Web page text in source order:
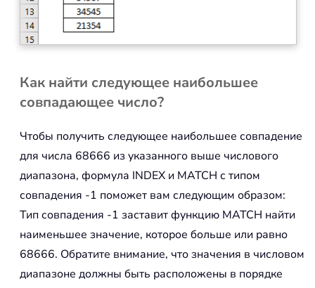
Как найти следующее наибольшее
совпадающее число?
Чтобы получить следующее наибольшее совпадение
для числа 68666 из указанного выше числового
диапазона, формула INDEX и MATCH с типом
совпадения -1 поможет вам следующим образом:
Тип совпадения -1 заставит функцию MATCH найти
наименьшее значение, которое больше или равно
68666. Обратите внимание, что значения в числовом
диапазоне должны быть расположены в порядке